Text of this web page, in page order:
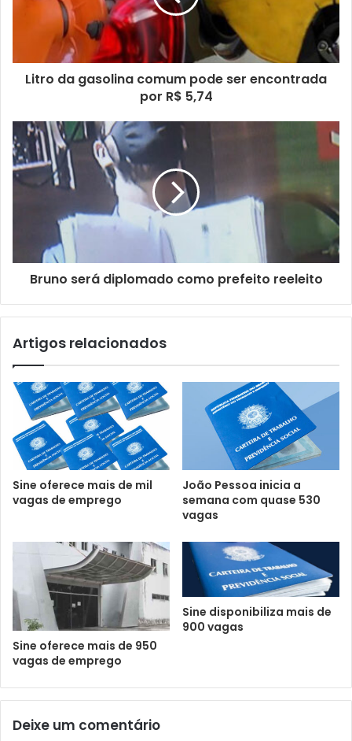
e
e
m
a
Litro da gasolina comum pode ser encontrada
por R$ 5,74
Bruno será diplomado como prefeito reeleito
Artigos relacionados
Sine oferece mais de mil
vagas de emprego
João Pessoa inicia a
semana com quase 530
vagas
Sine oferece mais de 950
vagas de emprego
Sine disponibiliza mais de
900 vagas
Deixe um comentário